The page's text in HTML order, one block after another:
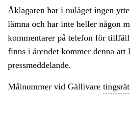
Åklagaren har i nuläget ingen
lämna och har inte heller någon
kommentarer på telefon för
finns i ärendet kommer denna att
pressmeddelande.
Målnummer vid Gällivare